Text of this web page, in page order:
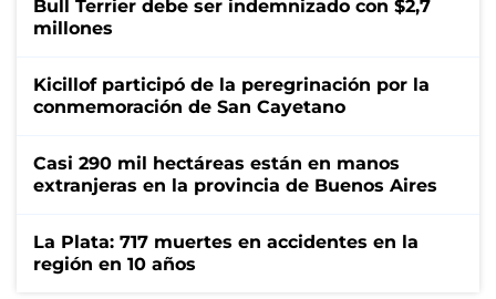
Bull Terrier debe ser indemnizado con $2,7
millones
Kicillof participó de la peregrinación por la
conmemoración de San Cayetano
Casi 290 mil hectáreas están en manos
extranjeras en la provincia de Buenos Aires
La Plata: 717 muertes en accidentes en la
región en 10 años